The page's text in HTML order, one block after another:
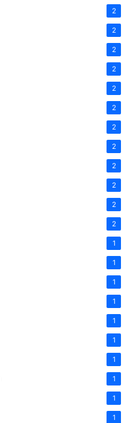
2
2
2
2
2
2
2
2
2
2
2
2
1
1
1
1
1
1
1
1
1
1